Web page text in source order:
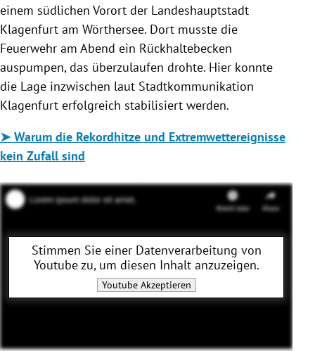
einem südlichen Vorort der Landeshauptstadt
Klagenfurt am Wörthersee. Dort musste die
Feuerwehr am Abend ein Rückhaltebecken
auspumpen, das überzulaufen drohte. Hier konnte
die Lage inzwischen laut Stadtkommunikation
Klagenfurt erfolgreich stabilisiert werden.
➤ Warum die Rekordhitze und Extremwettereignisse
kein Zufall sind
Stimmen Sie einer Datenverarbeitung von
Youtubezu, um diesen Inhalt anzuzeigen.
YoutubeAkzeptieren